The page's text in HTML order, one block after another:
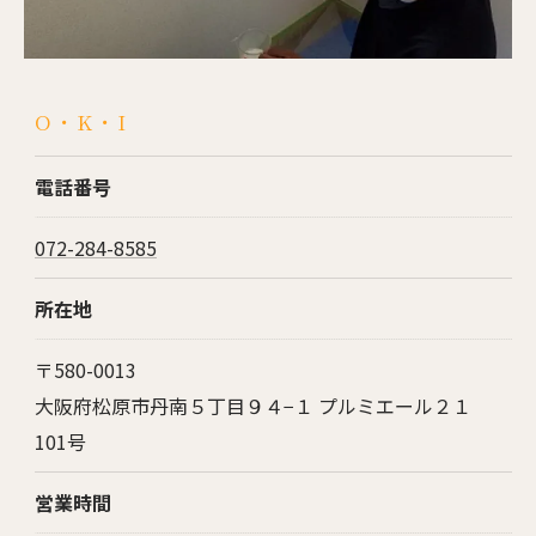
O・K・I
電話番号
072-284-8585
所在地
〒580-0013
大阪府松原市丹南５丁目９４−１ プルミエール２１
101号
営業時間